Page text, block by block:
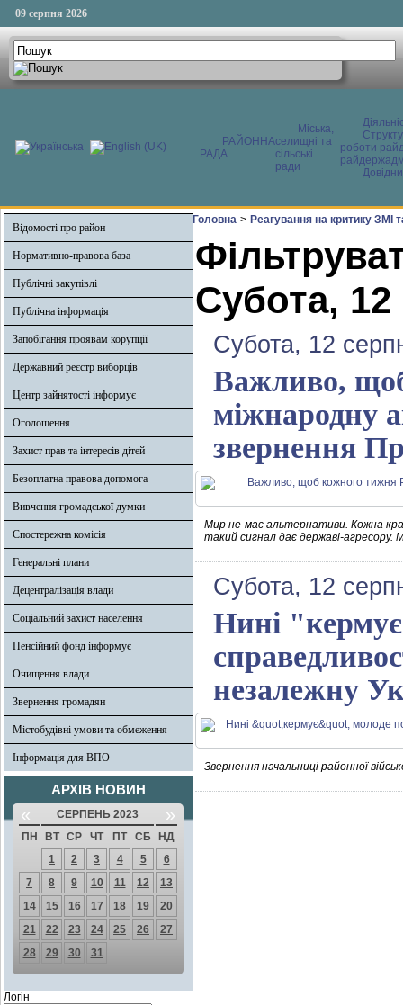
09 серпня 2026
РАЙОННА
РАДА
Міська,
селищні та
сільські
ради
роботи
Відомості про район
Нормативно-правова база
Публічні закупівлі
Публічна інформація
Запобігання проявам корупції
Державний реєстр виборців
Центр зайнятості інформує
Оголошення
Захист прав та інтересів дітей
Безоплатна правова допомога
Вивчення громадської думки
Спостережна комісія
Генеральні плани
Децентралізація влади
Соціальний захист населення
Пенсійний фонд інформує
Очищення влади
Звернення громадян
Містобудівні умови та обмеження
Інформація для ВПО
АРХІВ НОВИН
« СЕРПЕНЬ 2023 »
ПН ВТ СР ЧТ ПТ СБ
НД
1
2 3 4 5
6
7
8 9 10 11 12
13
14
15 16 17 18 19
20
21
22 23 24 25 26
27
28
29 30 31
Логін
Головна > Реагування на критику ЗМІ
Субота, 12
Субота, 12
Важливо,
міжнародну
звернення
Мир не має альтернативи. Кожна
такий сигнал дає державі-агресору.
Субота, 12
Нині
незалежну
Звернення начальниці районної